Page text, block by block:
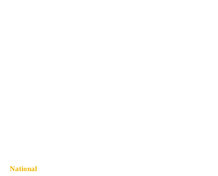
National